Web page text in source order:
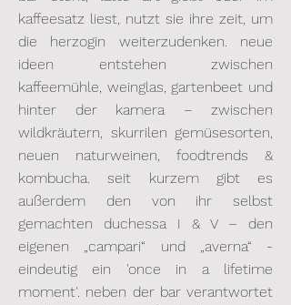
kaffeesatz liest, nutzt sie ihre zeit, um
die herzogin weiterzudenken. neue
ideen entstehen zwischen
kaffeemühle, weinglas, gartenbeet und
hinter der kamera – zwischen
wildkräutern, skurrilen gemüsesorten,
neuen naturweinen, foodtrends &
kombucha. seit kurzem gibt es
außerdem den von ihr selbst
gemachten duchessa I & V – den
eigenen „campari“ und „averna“ -
eindeutig ein 'once in a lifetime
moment'. neben der bar verantwortet